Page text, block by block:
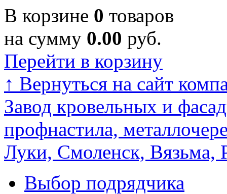
В корзине 0 товаров
на сумму 0.00 руб.
Перейти в корзину
↑ Вернуться на сайт
Завод кровельных и
профнастила,
Луки, Смоленск, Вязьма,
Выбор подрядчика